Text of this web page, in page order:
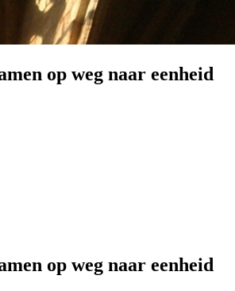
op weg naar eenheid
op weg naar eenheid